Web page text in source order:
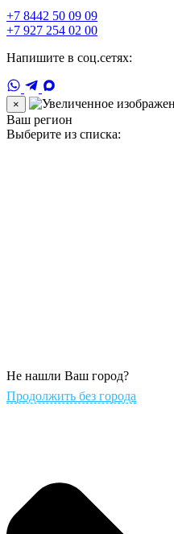
+7 8442 50 09 09
+7 927 254 02 00
Напишите в соц.сетях:
×
Ваш регион
Выберите из списка:
Не нашли Ваш город?
Продолжить без города